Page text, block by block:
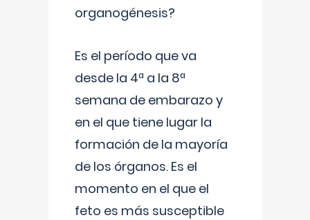
organogénesis?
Es el período que va
desde la 4ª a la 8ª
semana de embarazo y
en el que tiene lugar la
formación de la mayoría
de los órganos. Es el
momento en el que el
feto es más susceptible